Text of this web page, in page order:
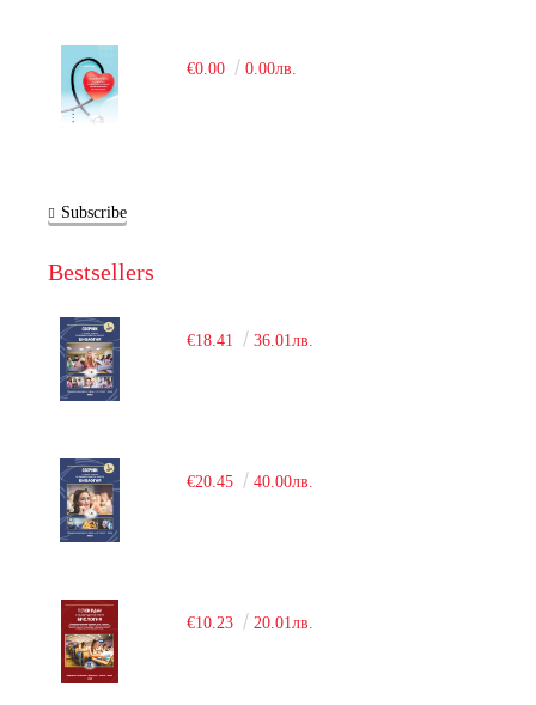
€0.00 0.00лв.
Subscribe
Bestsellers
€18.41 36.01лв.
€20.45 40.00лв.
€10.23 20.01лв.